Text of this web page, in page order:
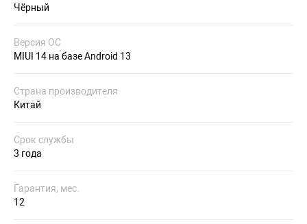
Чёрный
Версия ОС
MIUI 14 на базе Android 13
Страна производителя
Китай
Срок службы
3 года
Гарантия, мес.
12